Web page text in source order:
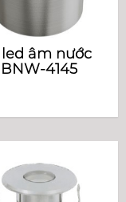
âm nước
4145